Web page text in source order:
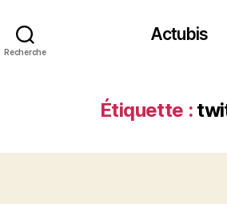
Recherche
Actubis
Étiquette :